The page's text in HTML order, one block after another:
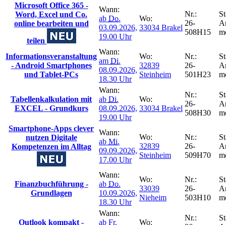
Microsoft Office 365 -
Word, Excel und Co.
online bearbeiten und
teilen
Wann:
ab Do.
03.09.2026,
19.00 Uhr
Wo:
33034 Brakel
Nr.:
26-
508H15
Informationsveranstaltung
- Android Smartphones
und Tablet-PCs
Wann:
am Di.
08.09.2026,
18.30 Uhr
Wo:
32839
Steinheim
Nr.:
26-
501H23
Tabellenkalkulation mit
EXCEL - Grundkurs
Wann:
ab Di.
08.09.2026,
19.00 Uhr
Wo:
33034 Brakel
Nr.:
26-
508H30
Smartphone-Apps clever
nutzen Digitale
Kompetenzen im Alltag
Wann:
ab Mi.
09.09.2026,
17.00 Uhr
Wo:
32839
Steinheim
Nr.:
26-
509H70
Finanzbuchführung -
Grundlagen
Wann:
ab Do.
10.09.2026,
18.30 Uhr
Wo:
33039
Nieheim
Nr.:
26-
503H10
Outlook kompakt -
Wann:
ab Fr. Wo:
Nr.: